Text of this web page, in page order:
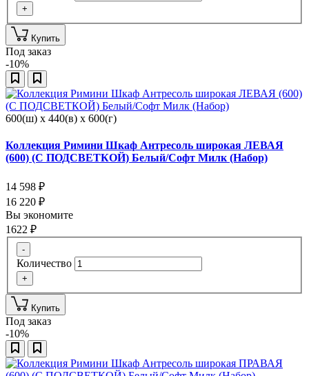
+
Купить
Под заказ
-10%
600(ш) x 440(в) x 600(г)
Коллекция Римини Шкаф Антресоль широкая ЛЕВАЯ
(600) (С ПОДСВЕТКОЙ) Белый/Софт Милк (Набор)
14 598 ₽
16 220 ₽
Вы экономите
1622 ₽
-
Количество
+
Купить
Под заказ
-10%